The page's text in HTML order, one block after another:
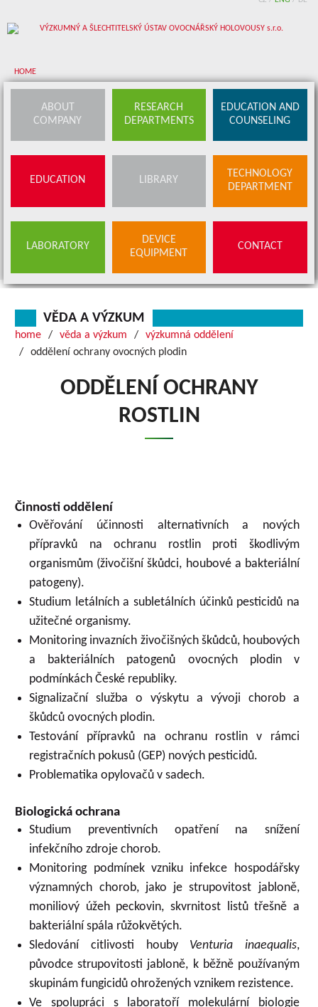
HOME
Research departments
Education and counseling
Library
BUDS OFFER
ABOUT
COMPANY
RESEARCH
DEPARTMENTS
EDUCATION AND
COUNSELING
EDUCATION LIBRARY
TECHNOLOGY
DEPARTMENT
LABORATORY
DEVICE
EQUIPMENT
CONTACT
VĚDA A VÝZKUM
home věda a výzkum
výzkumná oddělení
oddělení ochrany ovocných plodin
ODDĚLENÍ OCHRANY
ROSTLIN
Činnosti oddělení
Ověřování účinnosti alternativních a nových
přípravků na ochranu rostlin proti škodlivým
organismům (živočišní škůdci, houbové a bakteriální
patogeny).
Studium letálních a subletálních účinků pesticidů na
užitečné organismy.
Monitoring invazních živočišných škůdců, houbových
a bakteriálních patogenů ovocných plodin v
podmínkách České republiky.
Signalizační služba o výskytu a vývoji chorob a
škůdců ovocných plodin.
Testování přípravků na ochranu rostlin v rámci
registračních pokusů (GEP) nových pesticidů.
Problematika opylovačů v sadech.
Biologická ochrana
Studium preventivních opatření na snížení
infekčního zdroje chorob.
Monitoring podmínek vzniku infekce hospodářsky
významných chorob, jako je strupovitost jabloně,
moniliový úžeh peckovin, skvrnitost listů třešně a
bakteriální spála růžokvětých.
Sledování citlivosti houby Venturia inaequalis,
původce strupovitosti jabloně, k běžně používaným
skupinám fungicidů ohrožených vznikem rezistence.
Ve spolupráci s laboratoří molekulární biologie